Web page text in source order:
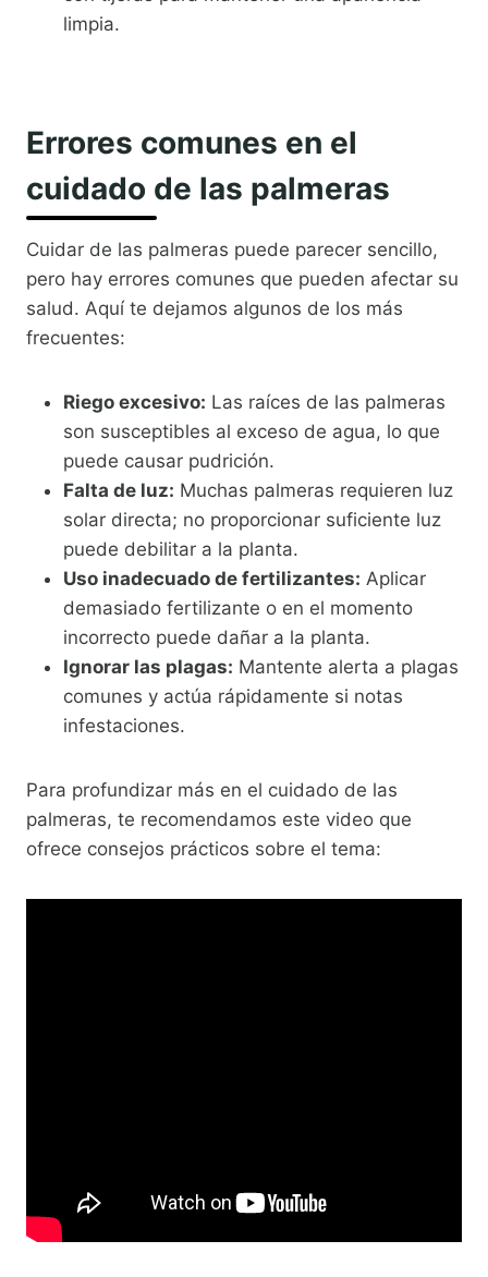
limpia.
Errores comunes en el
cuidado de las palmeras
Cuidar de las palmeras puede parecer sencillo,
pero hay errores comunes que pueden afectar su
salud. Aquí te dejamos algunos de los más
frecuentes:
Riego excesivo: Las raíces de las palmeras
son susceptibles al exceso de agua, lo que
puede causar pudrición.
Falta de luz: Muchas palmeras requieren luz
solar directa; no proporcionar suficiente luz
puede debilitar a la planta.
Uso inadecuado de fertilizantes: Aplicar
demasiado fertilizante o en el momento
incorrecto puede dañar a la planta.
Ignorar las plagas: Mantente alerta a plagas
comunes y actúa rápidamente si notas
infestaciones.
Para profundizar más en el cuidado de las
palmeras, te recomendamos este video que
ofrece consejos prácticos sobre el tema: